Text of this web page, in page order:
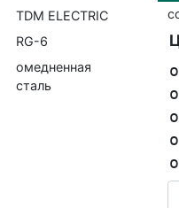
TDM ELECTRIC
RG-6
омедненная
сталь